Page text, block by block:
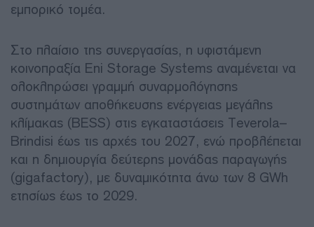
εμπορικό τομέα.
Στο πλαίσιο της συνεργασίας, η υφιστάμενη
κοινοπραξία Eni Storage Systems αναμένεται να
ολοκληρώσει γραμμή συναρμολόγησης
συστημάτων αποθήκευσης ενέργειας μεγάλης
κλίμακας (BESS) στις εγκαταστάσεις Teverola–
Brindisi έως τις αρχές του 2027, ενώ προβλέπεται
και η δημιουργία δεύτερης μονάδας παραγωγής
(gigafactory), με δυναμικότητα άνω των 8 GWh
ετησίως έως το 2029.